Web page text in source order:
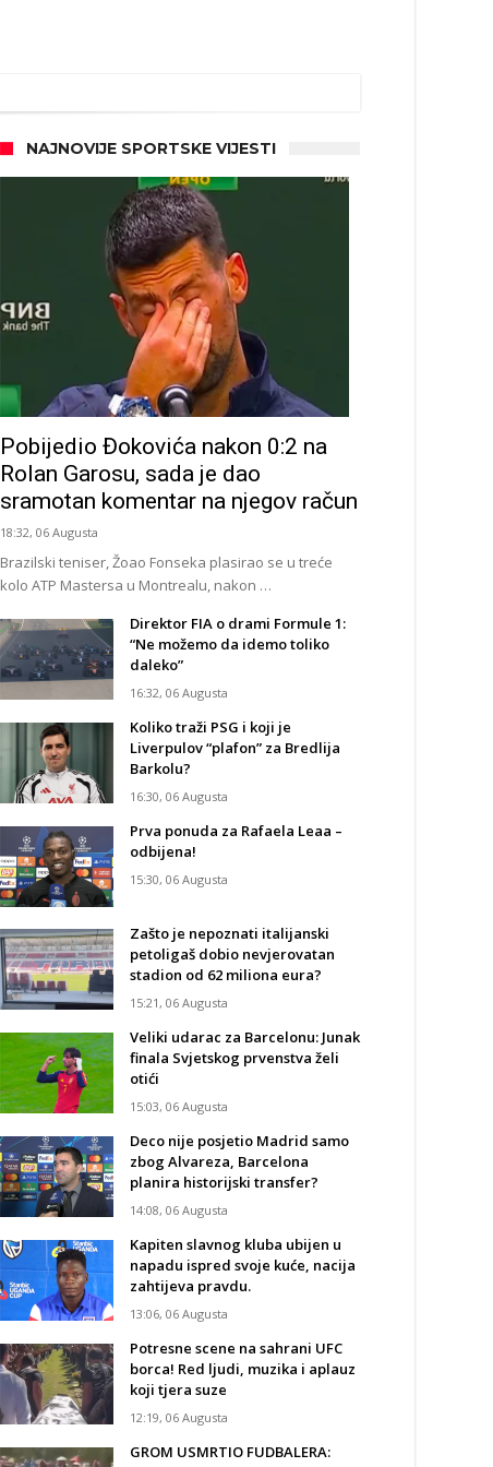
NAJNOVIJE SPORTSKE VIJESTI
Pobijedio Đokovića nakon 0:2 na
Rolan Garosu, sada je dao
sramotan komentar na njegov račun
18:32, 06 Augusta
Brazilski teniser, Žoao Fonseka plasirao se u treće
kolo ATP Mastersa u Montrealu, nakon …
Direktor FIA o drami Formule 1:
“Ne možemo da idemo toliko
daleko”
16:32, 06 Augusta
Koliko traži PSG i koji je
Liverpulov “plafon” za Bredlija
Barkolu?
16:30, 06 Augusta
Prva ponuda za Rafaela Leaa –
odbijena!
15:30, 06 Augusta
Zašto je nepoznati italijanski
petoligaš dobio nevjerovatan
stadion od 62 miliona eura?
15:21, 06 Augusta
Veliki udarac za Barcelonu: Junak
finala Svjetskog prvenstva želi
otići
15:03, 06 Augusta
Deco nije posjetio Madrid samo
zbog Alvareza, Barcelona
planira historijski transfer?
14:08, 06 Augusta
Kapiten slavnog kluba ubijen u
napadu ispred svoje kuće, nacija
zahtijeva pravdu.
13:06, 06 Augusta
Potresne scene na sahrani UFC
borca! Red ljudi, muzika i aplauz
koji tjera suze
12:19, 06 Augusta
GROM USMRTIO FUDBALERA: